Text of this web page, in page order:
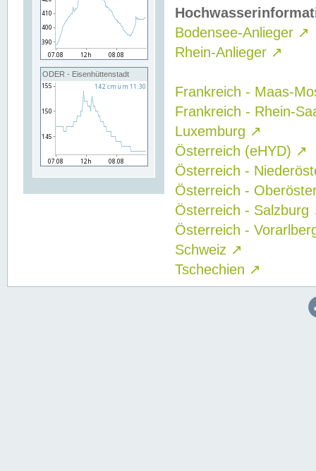
ODER - Eisenhüttenstadt
Bodensee-Anlieger ↗
Rhein-Anlieger ↗
Frankreich - Maas-
Frankreich - Rhein-
Luxemburg ↗
Österreich (eHYD) ↗
Österreich -
Österreich -
Österreich - Salzburg
Österreich -
Schweiz ↗
Tschechien ↗